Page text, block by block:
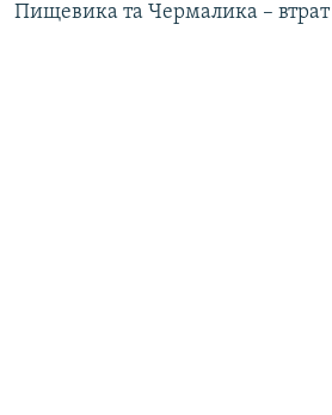
Пищевика та Чермалика –